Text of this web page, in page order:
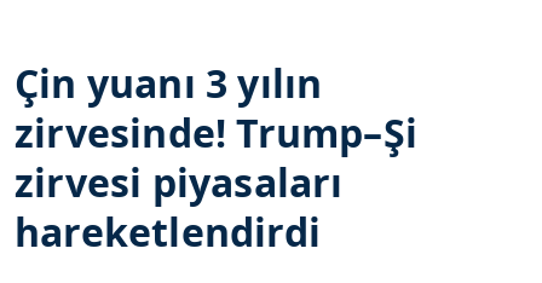
Çin yuanı 3 yılın
zirvesinde! Trump–Şi
zirvesi piyasaları
hareketlendirdi